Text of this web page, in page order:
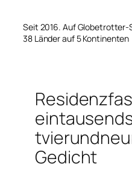
Seit 2016. Auf Globetrotter-
38 Länder auf 5 Kontinenten
Gedicht